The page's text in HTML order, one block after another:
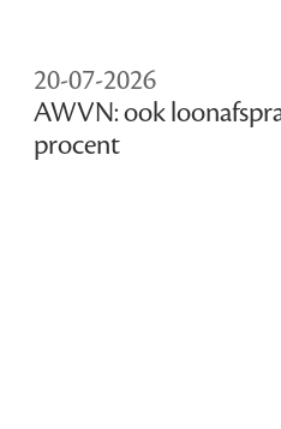
20-07-2026
AWVN: ook
procent